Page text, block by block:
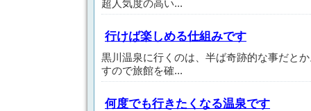
超人気度の高い...
行けば楽しめる仕組みです
黒川温泉に行くのは、半ば奇跡的な事だと
すので旅館を確...
何度でも行きたくなる温泉です